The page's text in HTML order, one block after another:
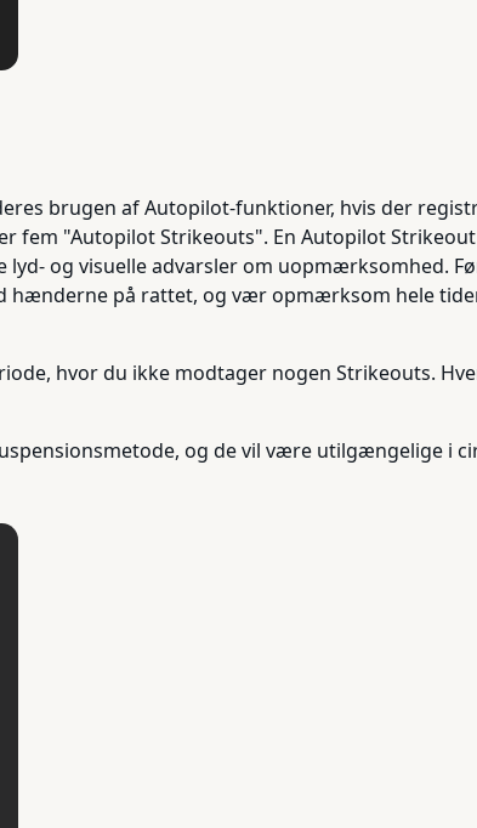
brugen af Autopilot-funktioner, hvis der
fem "Autopilot Strikeouts". En Autopilot
og visuelle advarsler om uopmærksomhed.
på rattet, og vær opmærksom hele
hvor du ikke modtager nogen Strikeouts.
og de vil være utilgængelige i